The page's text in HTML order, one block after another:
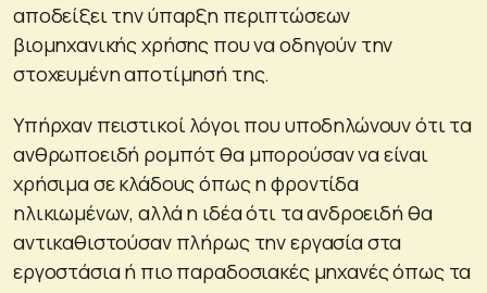
αποδείξει την ύπαρξη περιπτώσεων
βιομηχανικής χρήσης που να οδηγούν την
στοχευμένη αποτίμησή της.
Υπήρχαν πειστικοί λόγοι που υποδηλώνουν ότι τα
ανθρωποειδή ρομπότ θα μπορούσαν να είναι
χρήσιμα σε κλάδους όπως η φροντίδα
ηλικιωμένων, αλλά η ιδέα ότι τα ανδροειδή θα
αντικαθιστούσαν πλήρως την εργασία στα
εργοστάσια ή πιο παραδοσιακές μηχανές όπως τα